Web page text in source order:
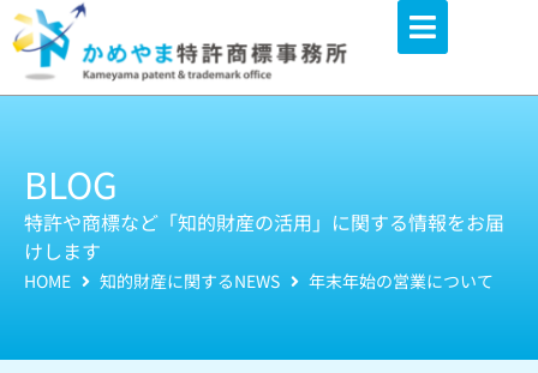
内
容
BLOG
特許や商標など「知的財産の活用」に関する情報をお届
けします
HOME 知的財産に関するNEWS 年末年始の営業について